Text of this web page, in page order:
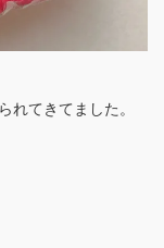
れてきてました。